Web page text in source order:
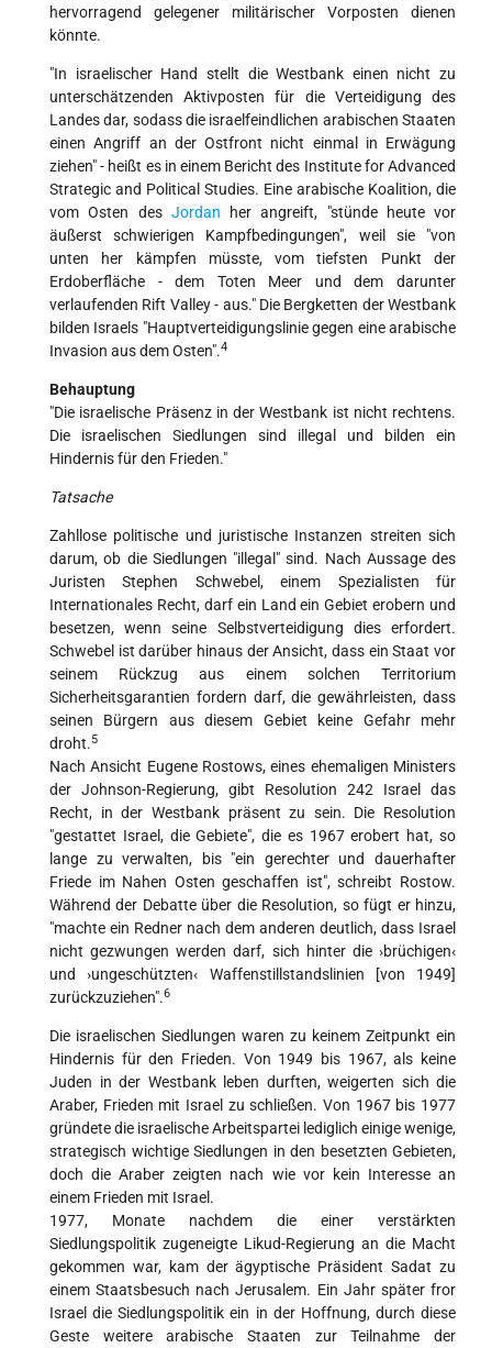
hervorragend gelegener militärischer Vorposten dienen
könnte.
"In israelischer Hand stellt die Westbank einen nicht zu
unterschätzenden Aktivposten für die Verteidigung des
Landes dar, sodass die israelfeindlichen arabischen Staaten
einen Angriff an der Ostfront nicht einmal in Erwägung
ziehen" - heißt es in einem Bericht des Institute for Advanced
Strategic and Political Studies. Eine arabische Koalition, die
vom Osten des Jordan her angreift, "stünde heute vor
äußerst schwierigen Kampfbedingungen", weil sie "von
unten her kämpfen müsste, vom tiefsten Punkt der
Erdoberfläche - dem Toten Meer und dem darunter
verlaufenden Rift Valley - aus." Die Bergketten der Westbank
bilden Israels "Hauptverteidigungslinie gegen eine arabische
Invasion aus dem Osten".4
Behauptung
"Die israelische Präsenz in der Westbank ist nicht rechtens.
Die israelischen Siedlungen sind illegal und bilden ein
Hindernis für den Frieden."
Tatsache
Zahllose politische und juristische Instanzen streiten sich
darum, ob die Siedlungen "illegal" sind. Nach Aussage des
Juristen Stephen Schwebel, einem Spezialisten für
Internationales Recht, darf ein Land ein Gebiet erobern und
besetzen, wenn seine Selbstverteidigung dies erfordert.
Schwebel ist darüber hinaus der Ansicht, dass ein Staat vor
seinem Rückzug aus einem solchen Territorium
Sicherheitsgarantien fordern darf, die gewährleisten, dass
seinen Bürgern aus diesem Gebiet keine Gefahr mehr
droht.5
Nach Ansicht Eugene Rostows, eines ehemaligen Ministers
der Johnson-Regierung, gibt Resolution 242 Israel das
Recht, in der Westbank präsent zu sein. Die Resolution
"gestattet Israel, die Gebiete", die es 1967 erobert hat, so
lange zu verwalten, bis "ein gerechter und dauerhafter
Friede im Nahen Osten geschaffen ist", schreibt Rostow.
Während der Debatte über die Resolution, so fügt er hinzu,
"machte ein Redner nach dem anderen deutlich, dass Israel
nicht gezwungen werden darf, sich hinter die ›brüchigen‹
und ›ungeschützten‹ Waffenstillstandslinien [von 1949]
zurückzuziehen".6
Die israelischen Siedlungen waren zu keinem Zeitpunkt ein
Hindernis für den Frieden. Von 1949 bis 1967, als keine
Juden in der Westbank leben durften, weigerten sich die
Araber, Frieden mit Israel zu schließen. Von 1967 bis 1977
gründete die israelische Arbeitspartei lediglich einige wenige,
strategisch wichtige Siedlungen in den besetzten Gebieten,
doch die Araber zeigten nach wie vor kein Interesse an
einem Frieden mit Israel.
1977, Monate nachdem die einer verstärkten
Siedlungspolitik zugeneigte Likud-Regierung an die Macht
gekommen war, kam der ägyptische Präsident Sadat zu
einem Staatsbesuch nach Jerusalem. Ein Jahr später fror
Israel die Siedlungspolitik ein in der Hoffnung, durch diese
Geste weitere arabische Staaten zur Teilnahme der